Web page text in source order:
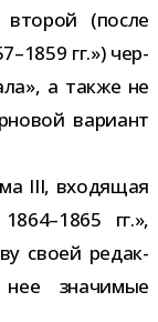
(после
гг.») чер­
а также не
вари­ант
III, вхо­дя­щая
гг.»,
своей редак­
зна­чи­мые